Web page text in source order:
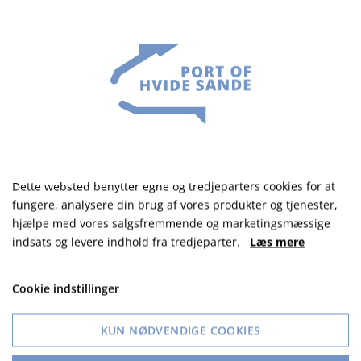
trives i en mindre organisation med bred
kontaktflade
har glæde ved arbejdsdage med varieret
VI TILBYDER
En alsidig stilling tæt på beslutningerne
beslutningsveje
mulighed for at præge udviklingen af en
vigtig lokal virksomhed
Dette websted benytter egne og tredjeparters cookies for at
fungere, analysere din brug af vores produkter og tjenester,
hjælpe med vores salgsfremmende og marketingsmæssige
indsats og levere indhold fra tredjeparter. Læs mere
Cookie indstillinger
KUN NØDVENDIGE COOKIES